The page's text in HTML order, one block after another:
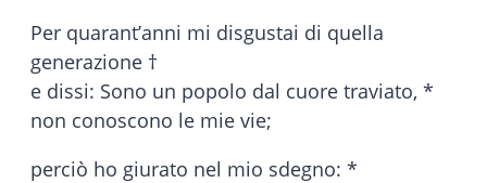
Per quarant’anni mi disgustai di quella
generazione †
e dissi: Sono un popolo dal cuore traviato, *
non conoscono le mie vie;
perciò ho giurato nel mio sdegno: *